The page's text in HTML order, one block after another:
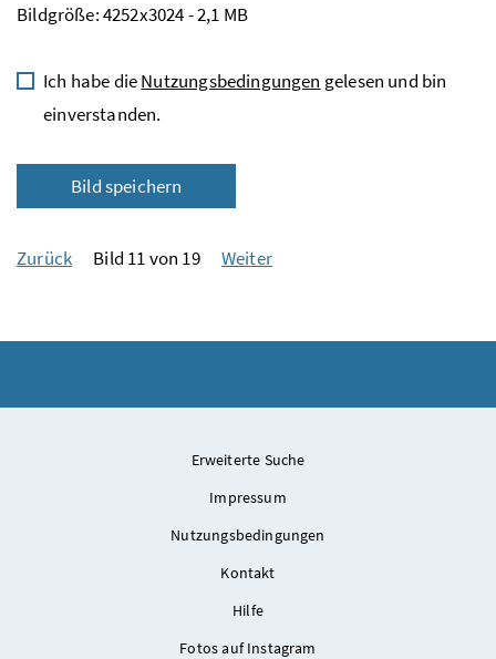
Bildgröße: 4252x3024 - 2,1 MB
Ich habe dieNutzungsbedingungen gelesen und bin
einverstanden.
Bild speichern
Zurück Bild 11 von 19 Weiter
Erweiterte Suche
Impressum
Nutzungsbedingungen
Kontakt
Hilfe
Fotos auf Instagram